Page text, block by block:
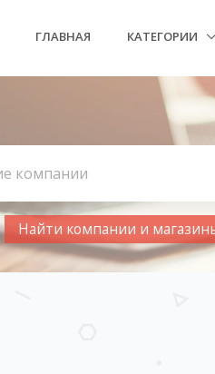
ГЛАВНАЯ КАТЕГОРИИ
Найти компании и